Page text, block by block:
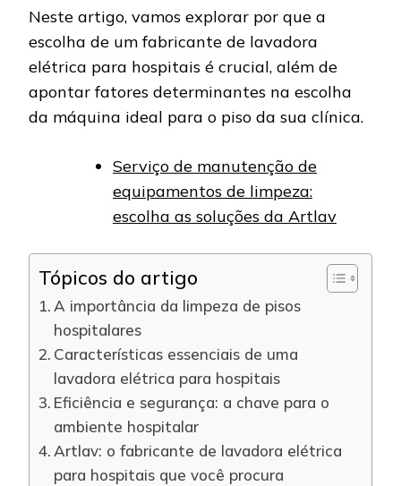
Neste artigo, vamos explorar por que a
escolha de um fabricante de lavadora
elétrica para hospitais é crucial, além de
apontar fatores determinantes na escolha
da máquina ideal para o piso da sua clínica.
Serviço de manutenção de
equipamentos de limpeza:
escolha as soluções da Artlav
Tópicos do artigo
A importância da limpeza de pisos
hospitalares
Características essenciais de uma
lavadora elétrica para hospitais
Eficiência e segurança: a chave para o
ambiente hospitalar
Artlav: o fabricante de lavadora elétrica
para hospitais que você procura